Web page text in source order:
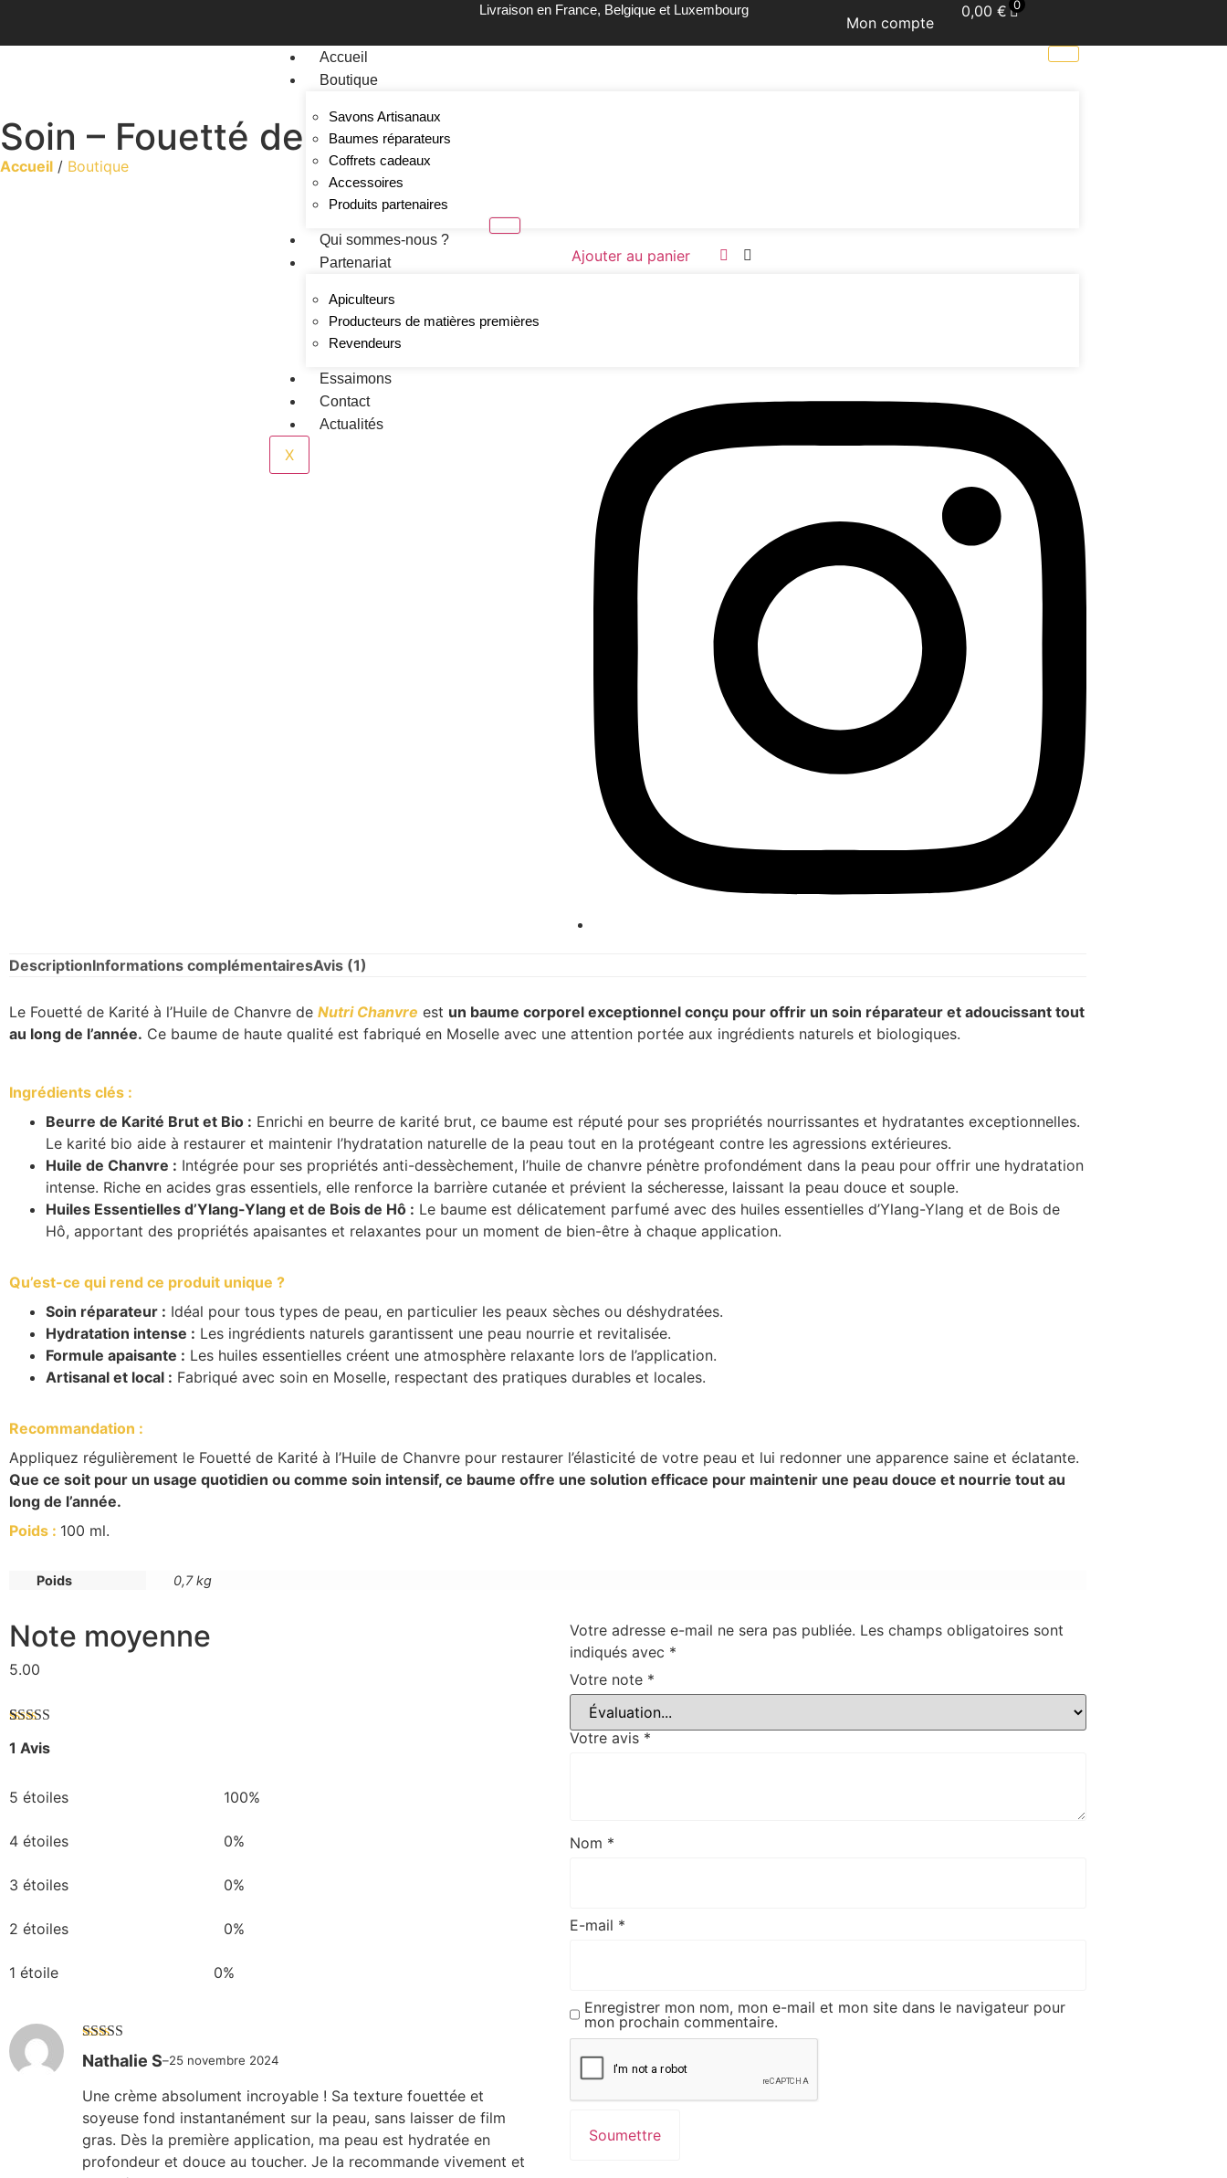
Livraison en France, Belgique et Luxembourg
Mon compte
0,00 € 0
Accueil
Boutique
Savons Artisanaux
Baumes réparateurs
Coffrets cadeaux
Accessoires
Produits partenaires
Qui sommes-nous ?
Partenariat
Apiculteurs
Producteurs de matières premières
Revendeurs
Essaimons
Contact
Actualités
X
Soin – Fouetté de Karité à l’huile de Chanvre
Accueil / Boutique
Ajouter au panier
DescriptionInformations complémentairesAvis (1)
Le Fouetté de Karité à l’Huile de Chanvre de Nutri Chanvre est un baume corporel exceptionnel conçu pour offrir un soin réparateur et adoucissant tout
au long de l’année. Ce baume de haute qualité est fabriqué en Moselle avec une attention portée aux ingrédients naturels et biologiques.
Ingrédients clés :
Beurre de Karité Brut et Bio : Enrichi en beurre de karité brut, ce baume est réputé pour ses propriétés nourrissantes et hydratantes exceptionnelles.
Le karité bio aide à restaurer et maintenir l’hydratation naturelle de la peau tout en la protégeant contre les agressions extérieures.
Huile de Chanvre : Intégrée pour ses propriétés anti-dessèchement, l’huile de chanvre pénètre profondément dans la peau pour offrir une hydratation
intense. Riche en acides gras essentiels, elle renforce la barrière cutanée et prévient la sécheresse, laissant la peau douce et souple.
Huiles Essentielles d’Ylang-Ylang et de Bois de Hô : Le baume est délicatement parfumé avec des huiles essentielles d’Ylang-Ylang et de Bois de
Hô, apportant des propriétés apaisantes et relaxantes pour un moment de bien-être à chaque application.
Qu’est-ce qui rend ce produit unique ?
Soin réparateur : Idéal pour tous types de peau, en particulier les peaux sèches ou déshydratées.
Hydratation intense : Les ingrédients naturels garantissent une peau nourrie et revitalisée.
Formule apaisante : Les huiles essentielles créent une atmosphère relaxante lors de l’application.
Artisanal et local : Fabriqué avec soin en Moselle, respectant des pratiques durables et locales.
Recommandation :
Appliquez régulièrement le Fouetté de Karité à l’Huile de Chanvre pour restaurer l’élasticité de votre peau et lui redonner une apparence saine et éclatante.
Que ce soit pour un usage quotidien ou comme soin intensif, ce baume offre une solution efficace pour maintenir une peau douce et nourrie tout au
long de l’année.
Poids : 100 ml.
Poids 0,7 kg
Note moyenne
5.00
sur 5 basé
1 Avis
5 étoiles 100%
4 étoiles 0%
3 étoiles 0%
2 étoiles 0%
1 étoile 0%
Note sur 5
Nathalie S–25 novembre 2024
Une crème absolument incroyable ! Sa texture fouettée et
soyeuse fond instantanément sur la peau, sans laisser de film
gras. Dès la première application, ma peau est hydratée en
profondeur et douce au toucher. Je la recommande vivement et
Votre adresse e-mail ne sera pas publiée. Les champs obligatoires sont
indiqués avec *
Votre note *
Votre avis *
Nom *
E-mail *
Enregistrer mon nom, mon e-mail et mon site dans le navigateur pour
mon prochain commentaire.